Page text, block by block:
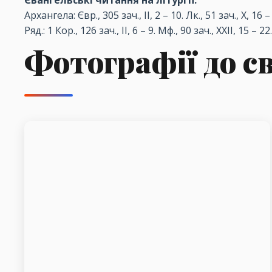
Архангела: Євр., 305 зач., II, 2 – 10. Лк., 51 зач., X, 16 –
Ряд.: 1 Кор., 126 зач., II, 6 – 9. Мф., 90 зач., XXII, 15 – 22.
Фотографії до